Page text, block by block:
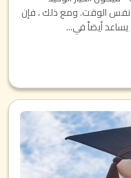
الوقت. ومع ذلك ، فإن
أيضاً في...